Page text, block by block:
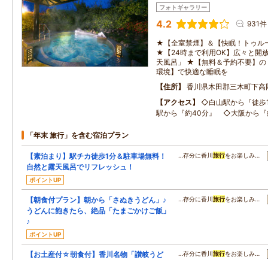
フォトギャラリー
4.2 931件
★【全室禁煙】＆【快眠！トゥル
★【24時まで利用OK】広々と開
天風呂」 ★【無料＆予約不要】
環境】で快適な睡眠を
住所
香川県木田郡三木町下
アクセス
◇白山駅から『徒
駅から『約40分』 ◇大阪から『
「年末 旅行」を含む宿泊プラン
【素泊まり】駅チカ徒歩1分＆駐車場無料！
自然と露天風呂でリフレッシュ！
ポイントUP
…存分に香川 旅行をお楽しみ…
【朝食付プラン】朝から「さぬきうどん」♪
うどんに飽きたら、絶品「たまごかけご飯」
♪
ポイントUP
…存分に香川 旅行をお楽しみ…
【お土産付☆朝食付】香川名物「讃岐うど
…存分に香川 旅行をお楽しみ…